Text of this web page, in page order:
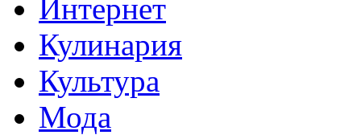
Интернет
Кулинария
Культура
Мода